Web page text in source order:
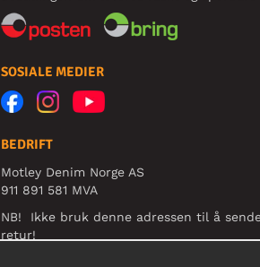
SOSIALE MEDIER
BEDRIFT
Motley Denim Norge AS
911 891 581 MVA
NB! Ikke bruk denne adressen til å
retur!